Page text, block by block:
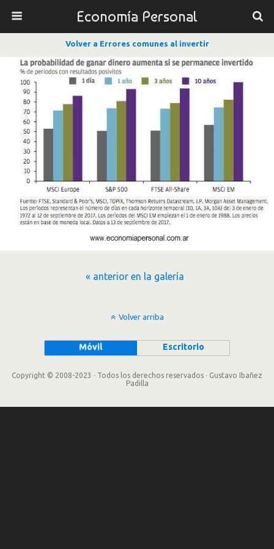
Economía Personal
Volver a Errores comunes al invertir
« anterior en la galería
Volver arriba
Móvil Escritorio
Copyright © 2008-2023 · Todos los derechos reservados · Gustavo Ibañez
Padilla